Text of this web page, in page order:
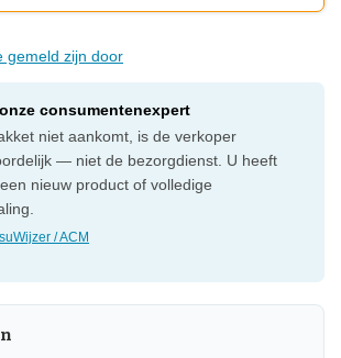
gemeld zijn door
consumentenexpert
niet aankomt, is de verkoper
— niet de bezorgdienst. U heeft
nieuw product of volledige
/ ACM